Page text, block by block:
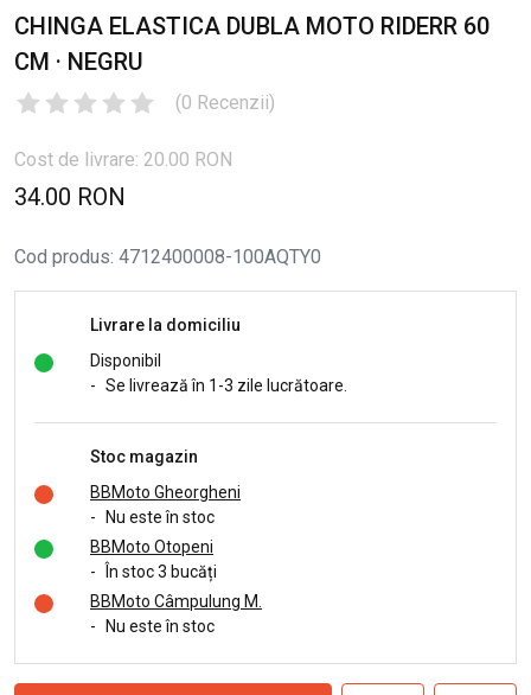
CHINGA ELASTICA DUBLA MOTO RIDERR 60
CM · NEGRU
(0 Recenzii)
Cost de livrare: 20.00 RON
34.00 RON
Cod produs: 4712400008-100AQTY0
Livrare la domiciliu
Disponibil
- Se livrează în 1-3 zile lucrătoare.
Stoc magazin
BBMoto Gheorgheni
-
Nu este în stoc
BBMoto Otopeni
-
În stoc 3 bucăți
BBMoto Câmpulung M.
-
Nu este în stoc